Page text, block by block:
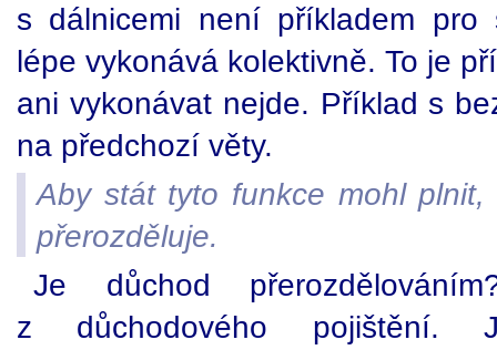
s dálnicemi není příkladem pro
lépe vykonává kolektivně. To je
ani vykonávat nejde. Příklad s
na předchozí věty.
Aby stát tyto funkce mohl
přerozděluje.
Je důchod
z důchodového pojištění.